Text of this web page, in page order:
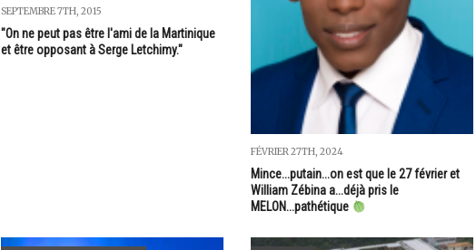
SEPTEMBRE 7TH, 2015
"On ne peut pas être l'ami de la Martinique
et être opposant à Serge Letchimy."
FÉVRIER 27TH, 2024
Mince...putain...on est que le 27 février et
William Zébina a...déjà pris le
MELON...pathétique